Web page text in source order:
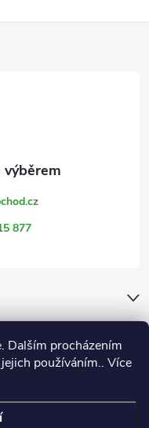
Dalším procházením
používáním.. Více
877